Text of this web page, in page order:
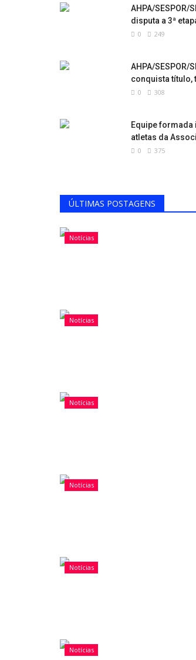
AHPA/SESPOR/
disputa a 3ª
0 249
AHPA/SESPOR/
conquista título,
0 308
Equipe
atletas da
0 375
ÚLTIMAS POSTAGENS
Notícias
Notícias
Notícias
Notícias
Notícias
Notícias